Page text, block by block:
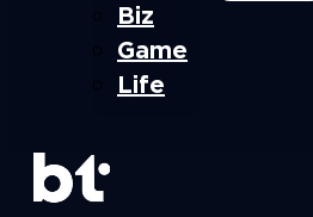
Biz
Game
Life